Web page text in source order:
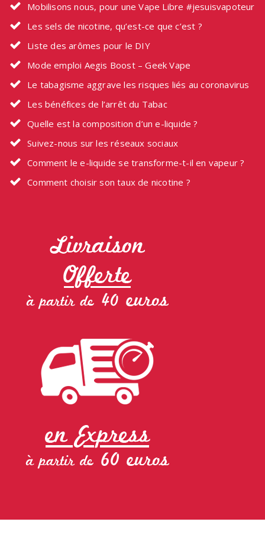
Mobilisons nous, pour une Vape Libre #jesuisvapoteur
Les sels de nicotine, qu’est-ce que c’est ?
Liste des arômes pour le DIY
Mode emploi Aegis Boost – Geek Vape
Le tabagisme aggrave les risques liés au coronavirus
Les bénéfices de l’arrêt du Tabac
Quelle est la composition d’un e-liquide ?
Suivez-nous sur les réseaux sociaux
Comment le e-liquide se transforme-t-il en vapeur ?
Comment choisir son taux de nicotine ?